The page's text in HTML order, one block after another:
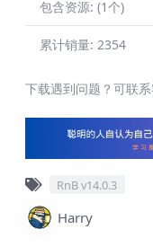
包含资源: (1个)
累计销量: 2354
下载遇到问题？可联
RnB v14.0.3
Harry